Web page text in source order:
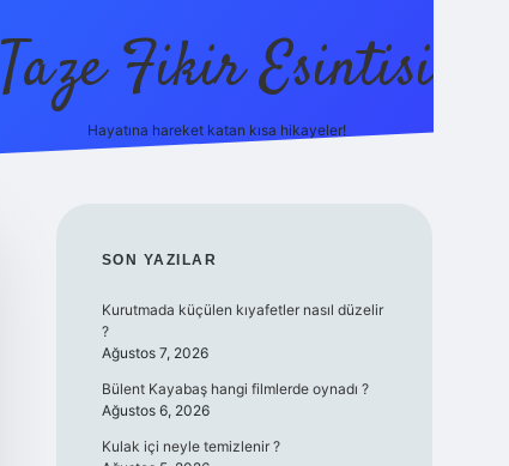
Taze Fikir Esintisi
Hayatına hareket katan kısa hikayeler!
SIDEBAR
SON YAZILAR
Kurutmada küçülen kıyafetler nasıl düzelir
?
Ağustos 7, 2026
Bülent Kayabaş hangi filmlerde oynadı ?
Ağustos 6, 2026
Kulak içi neyle temizlenir ?